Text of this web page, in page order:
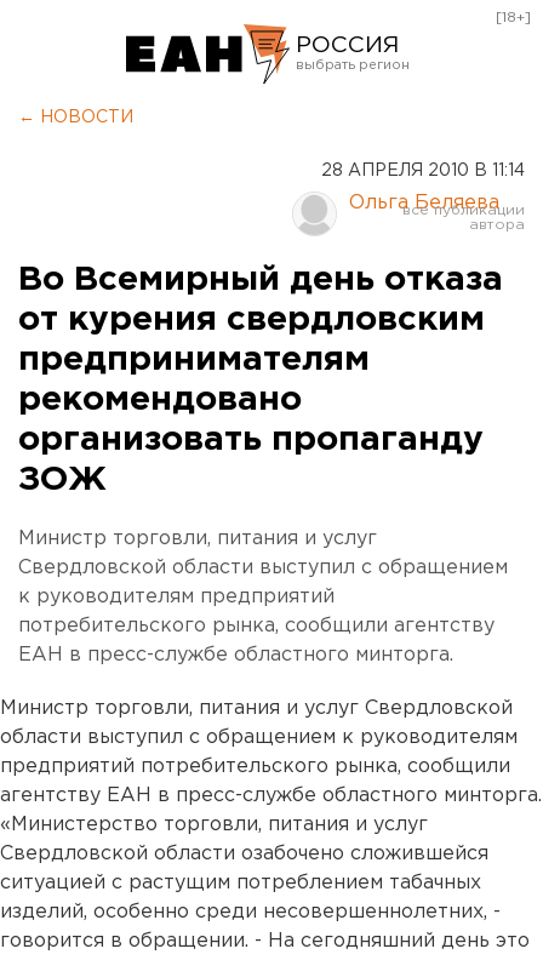
РОССИЯ
Курган
Оренбург
[18+]
← НОВОСТИ
28 АПРЕЛЯ 2010 В 11:14
Ольга Беляева
Во Всемирный день отказа
от курения свердловским
предпринимателям
рекомендовано
организовать пропаганду
ЗОЖ
Министр торговли, питания и услуг
Свердловской области выступил с обращением
к руководителям предприятий
потребительского рынка, сообщили агентству
ЕАН в пресс-службе областного минторга.
Министр торговли, питания и услуг Свердловской
области выступил с обращением к руководителям
предприятий потребительского рынка, сообщили
агентству ЕАН в пресс-службе областного минторга.
«Министерство торговли, питания и услуг
Свердловской области озабочено сложившейся
ситуацией с растущим потреблением табачных
изделий, особенно среди несовершеннолетних, -
говорится в обращении. - На сегодняшний день это